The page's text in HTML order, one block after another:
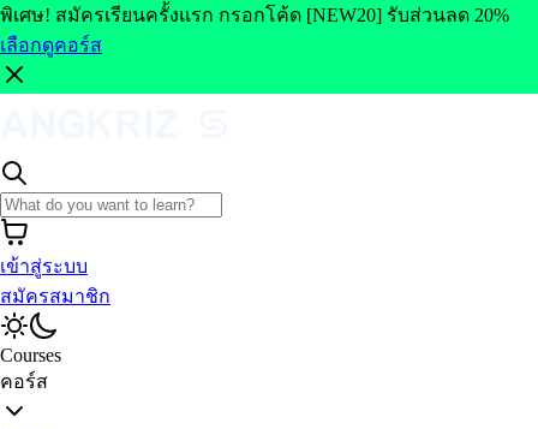
พิเศษ! สมัครเรียนครั้งแรก กรอกโค้ด [NEW20] รับส่วนลด 20%
เลือกดูคอร์ส
เข้าสู่ระบบ
สมัครสมาชิก
Courses
คอร์ส